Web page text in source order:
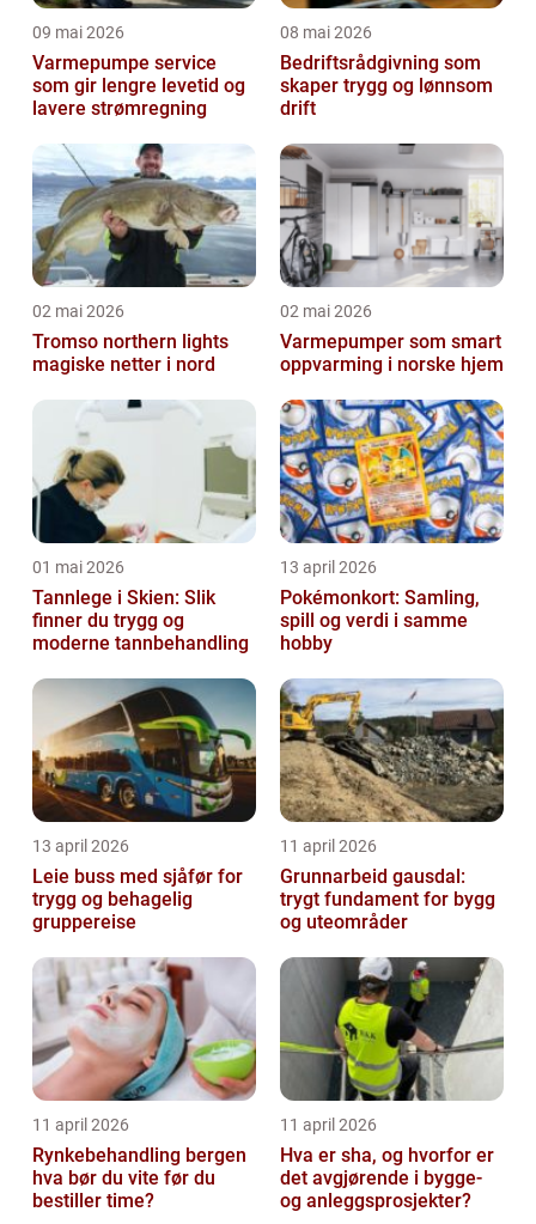
09 mai 2026
Varmepumpe service
som gir lengre levetid og
lavere strømregning
08 mai 2026
Bedriftsrådgivning som
skaper trygg og lønnsom
drift
02 mai 2026
Tromso northern lights
magiske netter i nord
02 mai 2026
Varmepumper som smart
oppvarming i norske hjem
01 mai 2026
Tannlege i Skien: Slik
finner du trygg og
moderne tannbehandling
13 april 2026
Pokémonkort: Samling,
spill og verdi i samme
hobby
13 april 2026
Leie buss med sjåfør for
trygg og behagelig
gruppereise
11 april 2026
Grunnarbeid gausdal:
trygt fundament for bygg
og uteområder
11 april 2026
Rynkebehandling bergen
hva bør du vite før du
bestiller time?
11 april 2026
Hva er sha, og hvorfor er
det avgjørende i bygge-
og anleggsprosjekter?